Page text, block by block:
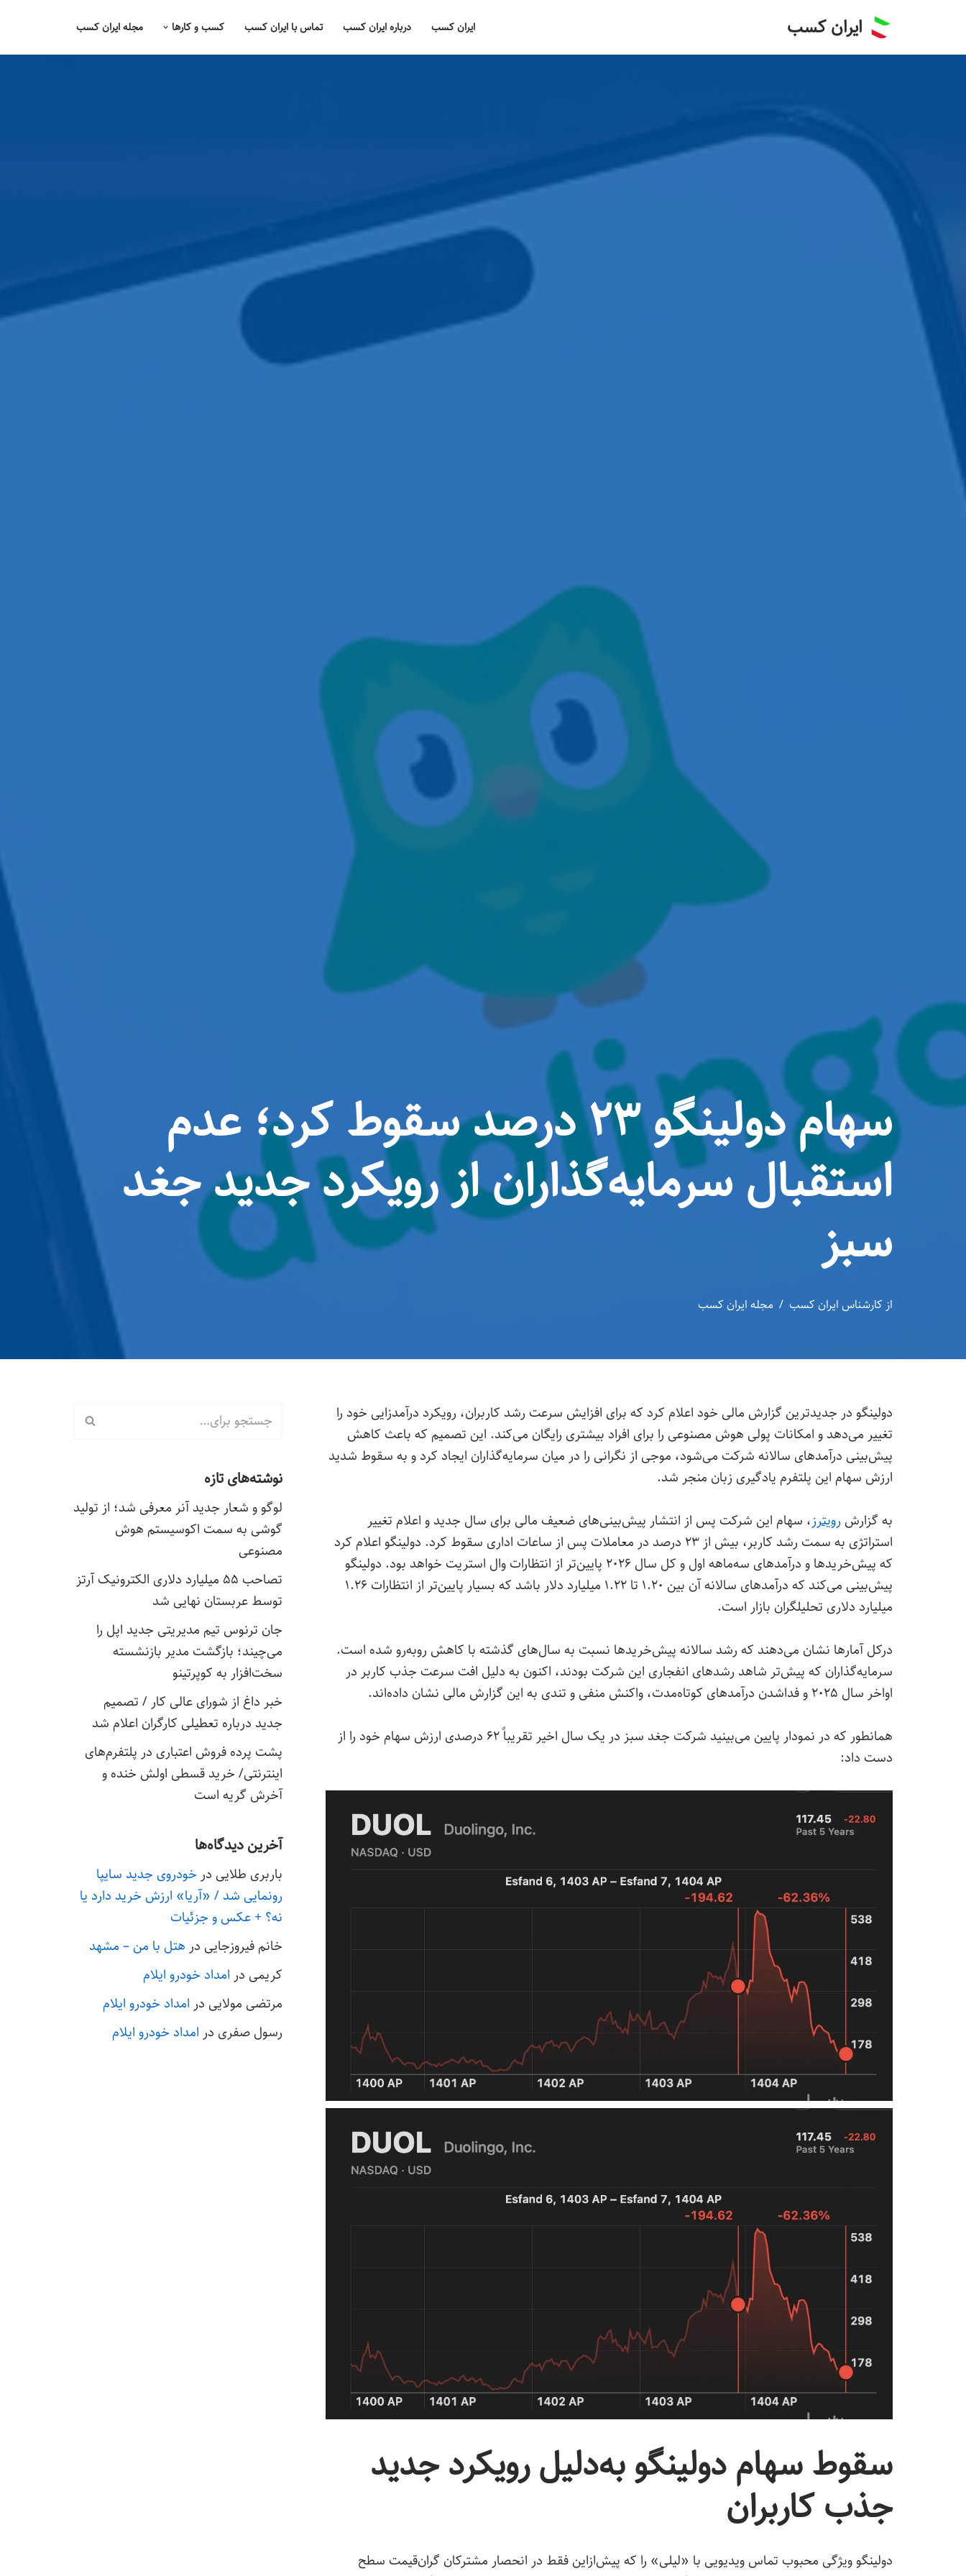
ایران کسب ایران کسب درباره ایران کسب تماس با ایران کسب کسب و کارها مجله ایران کسب
سهام دولینگو ۲۳ درصد سقوط کرد؛ عدم
استقبال سرمایه‌گذاران از رویکرد جدید جغد
سبز
از کارشناس ایران کسب مجله ایران کسب
دولینگو در جدیدترین گزارش مالی خود اعلام کرد که برای افزایش سرعت رشد کاربران، رویکرد درآمدزایی خود را
تغییر می‌دهد و امکانات پولی هوش مصنوعی را برای افراد بیشتری رایگان می‌کند. این تصمیم که باعث کاهش
پیش‌بینی درآمدهای سالانه شرکت می‌شود، موجی از نگرانی را در میان سرمایه‌گذاران ایجاد کرد و به سقوط شدید
ارزش سهام این پلتفرم یادگیری زبان منجر شد.
به گزارش رویترز، سهام این شرکت پس از انتشار پیش‌بینی‌های ضعیف مالی برای سال جدید و اعلام تغییر
استراتژی به سمت رشد کاربر، بیش از ۲۳ درصد در معاملات پس از ساعات اداری سقوط کرد. دولینگو اعلام کرد
که پیش‌خریدها و درآمدهای سه‌ماهه اول و کل سال ۲۰۲۶ پایین‌تر از انتظارات وال استریت خواهد بود. دولینگو
پیش‌بینی می‌کند که درآمدهای سالانه آن بین ۱.۲۰ تا ۱.۲۲ میلیارد دلار باشد که بسیار پایین‌تر از انتظارات ۱.۲۶
میلیارد دلاری تحلیلگران بازار است.
درکل آمارها نشان می‌دهند که رشد سالانه پیش‌خریدها نسبت به سال‌های گذشته با کاهش روبه‌رو شده است.
سرمایه‌گذاران که پیش‌تر شاهد رشدهای انفجاری این شرکت بودند، اکنون به دلیل افت سرعت جذب کاربر در
اواخر سال ۲۰۲۵ و فداشدن درآمدهای کوتاه‌مدت، واکنش منفی و تندی به این گزارش مالی نشان داده‌اند.
همانطور که در نمودار پایین می‌بینید شرکت جغد سبز در یک سال اخیر تقریباً ۶۲ درصدی ارزش سهام خود را از
دست داد:
سقوط سهام دولینگو به‌دلیل رویکرد جدید
جذب کاربران
دولینگو ویژگی محبوب تماس ویدیویی با «لیلی» را که پیش‌ازاین فقط در انحصار مشترکان گران‌قیمت سطح
نوشته‌های تازه
لوگو و شعار جدید آنر معرفی شد؛ از تولید
گوشی به سمت اکوسیستم هوش
مصنوعی
تصاحب ۵۵ میلیارد دلاری الکترونیک آرتز
توسط عربستان نهایی شد
جان ترنوس تیم مدیریتی جدید اپل را
می‌چیند؛ بازگشت مدیر بازنشسته
سخت‌افزار به کوپرتینو
خبر داغ از شورای عالی کار / تصمیم
جدید درباره تعطیلی کارگران اعلام شد
پشت پرده فروش اعتباری در پلتفرم‌های
اینترنتی/ خرید قسطی اولش خنده و
آخرش گریه است
آخرین دیدگاه‌ها
باربری طلایی در خودروی جدید سایپا
رونمایی شد / «آریا» ارزش خرید دارد یا
نه؟ + عکس و جزئیات
خانم فیروزجایی در هتل با من – مشهد
کریمی در امداد خودرو ایلام
مرتضی مولایی در امداد خودرو ایلام
رسول صفری در امداد خودرو ایلام